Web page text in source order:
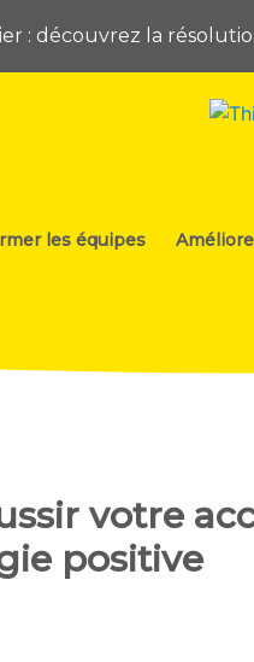
: découvrez la
les équipes
votre
positive